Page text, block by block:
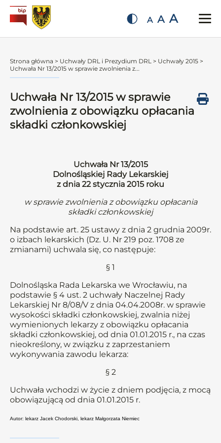
A A A
Strona główna > Uchwały DRL i Prezydium DRL > Uchwały 2015 >
Uchwała Nr 13/2015 w sprawie zwolnienia z...
Uchwała Nr 13/2015 w sprawie
zwolnienia z obowiązku opłacania
składki członkowskiej
Uchwała Nr 13/2015
Dolnośląskiej Rady Lekarskiej
z dnia 22 stycznia 2015 roku
w sprawie zwolnienia z obowiązku opłacania
składki członkowskiej
Na podstawie art. 25 ustawy z dnia 2 grudnia 2009r.
o izbach lekarskich (Dz. U. Nr 219 poz. 1708 ze
zmianami) uchwala się, co następuje:
§ 1
Dolnośląska Rada Lekarska we Wrocławiu, na
podstawie § 4 ust. 2 uchwały Naczelnej Rady
Lekarskiej Nr 8/08/V z dnia 04.04.2008r. w sprawie
wysokości składki członkowskiej, zwalnia niżej
wymienionych lekarzy z obowiązku opłacania
składki członkowskiej, od dnia 01.01.2015 r., na czas
nieokreślony, w związku z zaprzestaniem
wykonywania zawodu lekarza:
§ 2
Uchwała wchodzi w życie z dniem podjęcia, z mocą
obowiązującą od dnia 01.01.2015 r.
Autor: lekarz Jacek Chodorski, lekarz Małgorzata Niemiec